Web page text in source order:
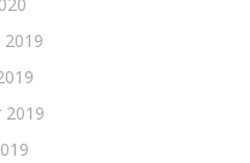
2019